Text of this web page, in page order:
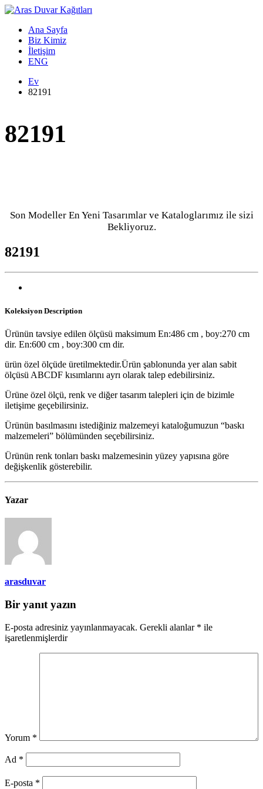
Ana Sayfa
Biz Kimiz
İletişim
ENG
Ev
82191
82191
Son Modeller En Yeni Tasarımlar ve Kataloglarımız ile sizi
Bekliyoruz.
82191
Koleksiyon Description
Ürünün tavsiye edilen ölçüsü maksimum En:486 cm , boy:270 cm
dir. En:600 cm , boy:300 cm dir.
ürün özel ölçüde üretilmektedir.Ürün şablonunda yer alan sabit
ölçüsü ABCDF kısımlarını ayrı olarak talep edebilirsiniz.
Ürüne özel ölçü, renk ve diğer tasarım talepleri için de bizimle
iletişime geçebilirsiniz.
Ürünün basılmasını istediğiniz malzemeyi kataloğumuzun “baskı
malzemeleri” bölümünden seçebilirsiniz.
Ürünün renk tonları baskı malzemesinin yüzey yapısına göre
değişkenlik gösterebilir.
Yazar
arasduvar
Bir yanıt yazın
E-posta adresiniz yayınlanmayacak. Gerekli alanlar * ile
işaretlenmişlerdir
Yorum *
Ad *
E-posta *